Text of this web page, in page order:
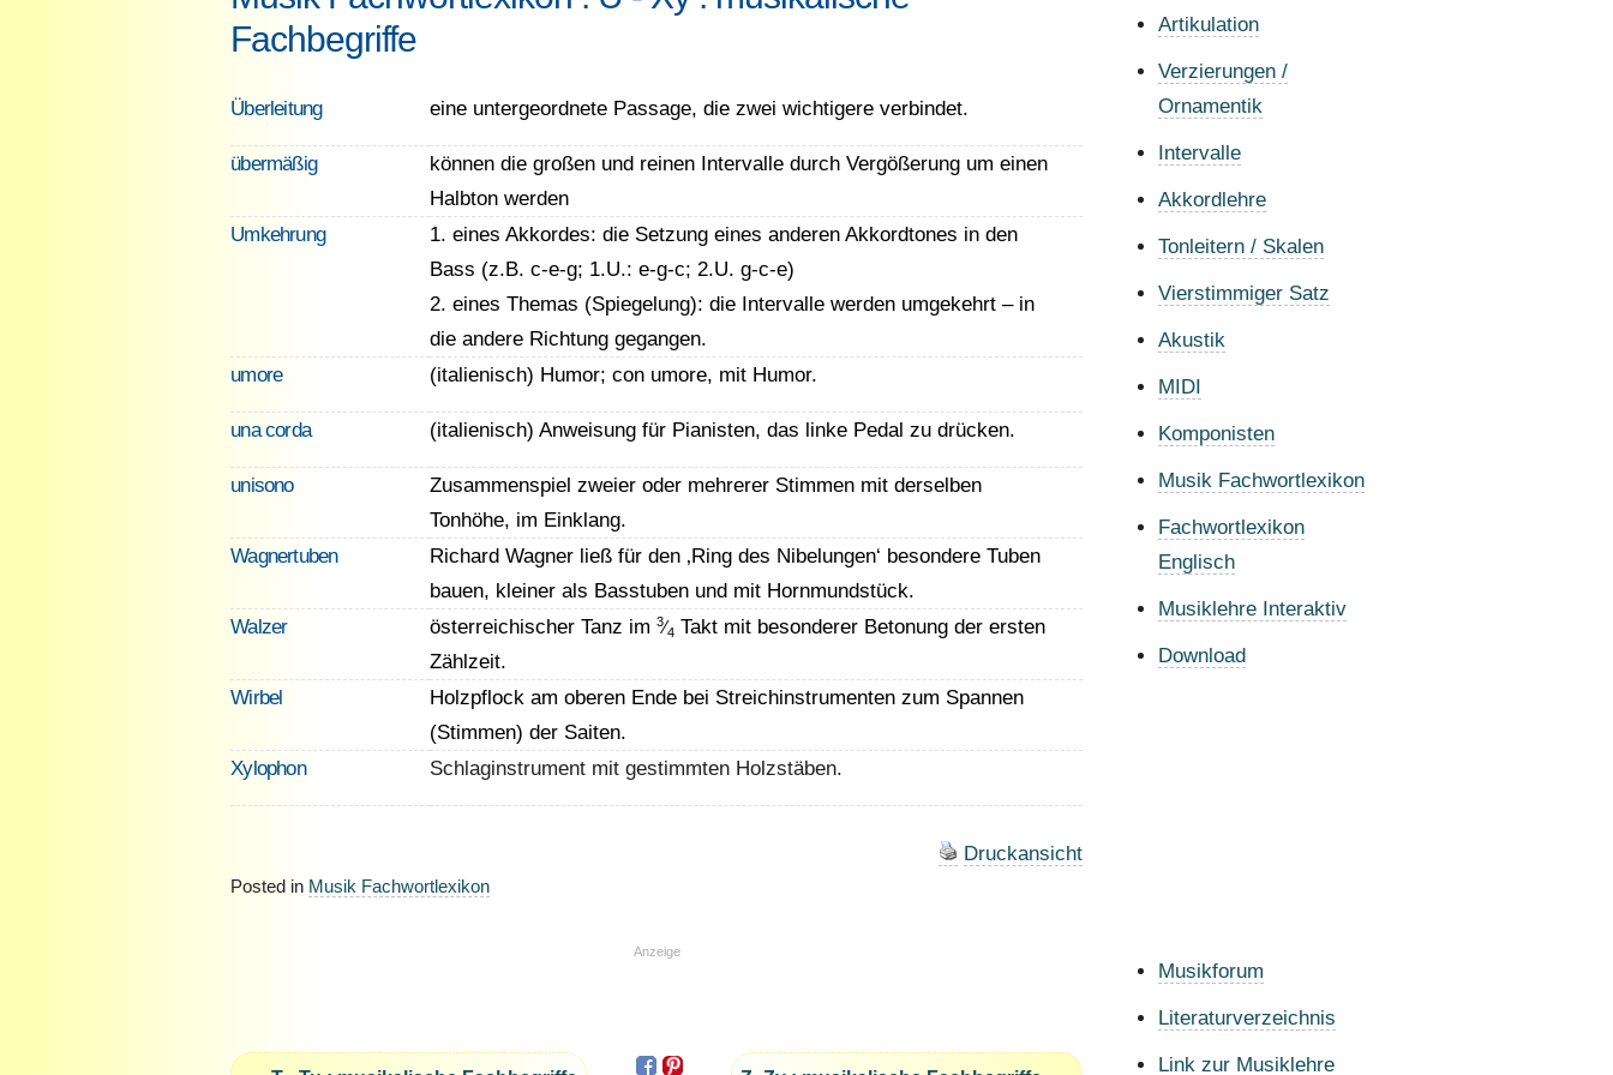
Fachbegriffe
Überleitung eine untergeordnete Passage, die zwei wichtigere verbindet.
übermäßig
können die großen und reinen Intervalle durch Vergößerung um einen
Halbton werden
Umkehrung
1. eines Akkordes: die Setzung eines anderen Akkordtones in den
Bass (z.B. c-e-g; 1.U.: e-g-c; 2.U. g-c-e)
2. eines Themas (Spiegelung): die Intervalle werden umgekehrt – in
die andere Richtung gegangen.
umore
(italienisch) Humor; con umore, mit Humor.
una corda (italienisch) Anweisung für Pianisten, das linke Pedal zu drücken.
unisono
Zusammenspiel zweier oder mehrerer Stimmen mit derselben
Tonhöhe, im Einklang.
Wagnertuben
Richard Wagner ließ für den ‚Ring des Nibelungen‘ besondere Tuben
bauen, kleiner als Basstuben und mit Hornmundstück.
Walzer
österreichischer Tanz im3⁄4 Takt mit besonderer Betonung der ersten
Zählzeit.
Wirbel
Holzpflock am oberen Ende bei Streichinstrumenten zum Spannen
(Stimmen) der Saiten.
Xylophon
Schlaginstrument mit gestimmten Holzstäben.
Druckansicht
Posted in Musik Fachwortlexikon
Anzeige
Artikulation
Verzierungen /
Ornamentik
Intervalle
Akkordlehre
Tonleitern / Skalen
Vierstimmiger Satz
Akustik
MIDI
Komponisten
Musik Fachwortlexikon
Fachwortlexikon
Englisch
Musiklehre Interaktiv
Download
Musikforum
Literaturverzeichnis
Link zur Musiklehre